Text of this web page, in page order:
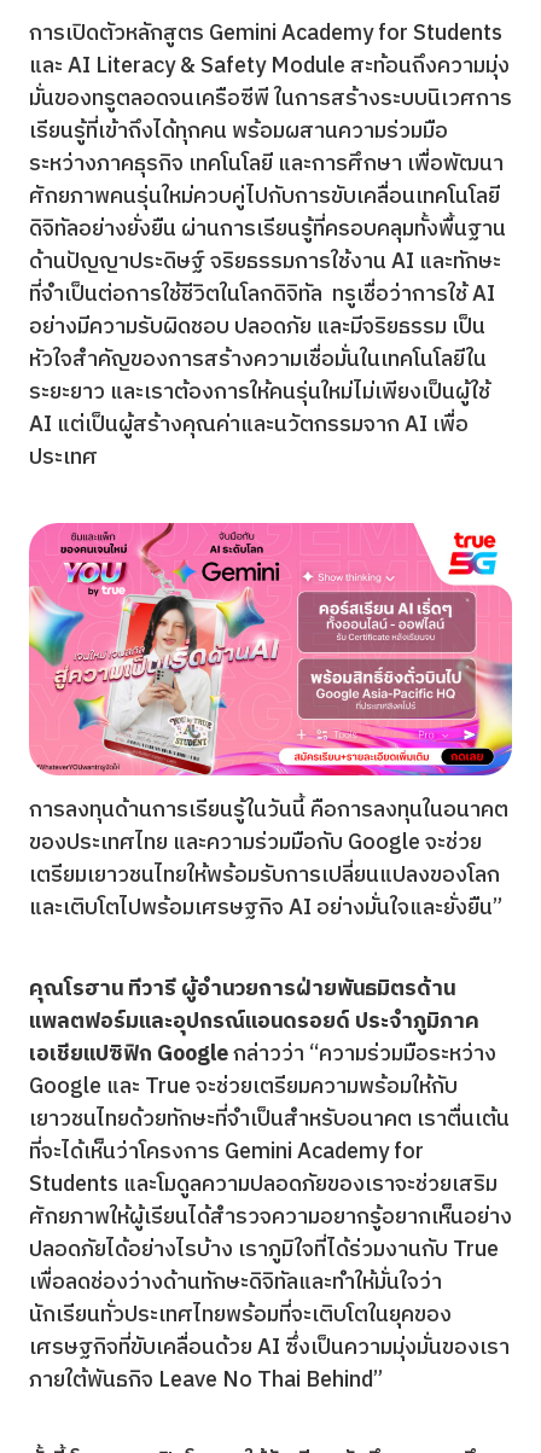
การเปิดตัวหลักสูตร Gemini Academy for Students
และ AI Literacy & Safety Module สะท้อนถึงความมุ่ง
มั่นของทรูตลอดจนเครือซีพี ในการสร้างระบบนิเวศการ
เรียนรู้ที่เข้าถึงได้ทุกคน พร้อมผสานความร่วมมือ
ระหว่างภาคธุรกิจ เทคโนโลยี และการศึกษา เพื่อพัฒนา
ศักยภาพคนรุ่นใหม่ควบคู่ไปกับการขับเคลื่อนเทคโนโลยี
ดิจิทัลอย่างยั่งยืน ผ่านการเรียนรู้ที่ครอบคลุมทั้งพื้นฐาน
ด้านปัญญาประดิษฐ์ จริยธรรมการใช้งาน AI และทักษะ
ที่จำเป็นต่อการใช้ชีวิตในโลกดิจิทัล ทรูเชื่อว่าการใช้ AI
อย่างมีความรับผิดชอบ ปลอดภัย และมีจริยธรรม เป็น
หัวใจสำคัญของการสร้างความเชื่อมั่นในเทคโนโลยีใน
ระยะยาว และเราต้องการให้คนรุ่นใหม่ไม่เพียงเป็นผู้ใช้
AI แต่เป็นผู้สร้างคุณค่าและนวัตกรรมจาก AI เพื่อ
ประเทศ
การลงทุนด้านการเรียนรู้ในวันนี้ คือการลงทุนในอนาคต
ของประเทศไทย และความร่วมมือกับ Google จะช่วย
เตรียมเยาวชนไทยให้พร้อมรับการเปลี่ยนแปลงของโลก
และเติบโตไปพร้อมเศรษฐกิจ AI อย่างมั่นใจและยั่งยืน”
คุณโรฮาน ทีวารี ผู้อำนวยการฝ่ายพันธมิตรด้าน
แพลตฟอร์มและอุปกรณ์แอนดรอยด์ ประจำภูมิภาค
เอเชียแปซิฟิก Googleกล่าวว่า “ความร่วมมือระหว่าง
Google และ True จะช่วยเตรียมความพร้อมให้กับ
เยาวชนไทยด้วยทักษะที่จำเป็นสำหรับอนาคต เราตื่นเต้น
ที่จะได้เห็นว่าโครงการ Gemini Academy for
Students และโมดูลความปลอดภัยของเราจะช่วยเสริม
ศักยภาพให้ผู้เรียนได้สำรวจความอยากรู้อยากเห็นอย่าง
ปลอดภัยได้อย่างไรบ้าง เราภูมิใจที่ได้ร่วมงานกับ True
เพื่อลดช่องว่างด้านทักษะดิจิทัลและทำให้มั่นใจว่า
นักเรียนทั่วประเทศไทยพร้อมที่จะเติบโตในยุคของ
เศรษฐกิจที่ขับเคลื่อนด้วย AI ซึ่งเป็นความมุ่งมั่นของเรา
ภายใต้พันธกิจ Leave No Thai Behind”